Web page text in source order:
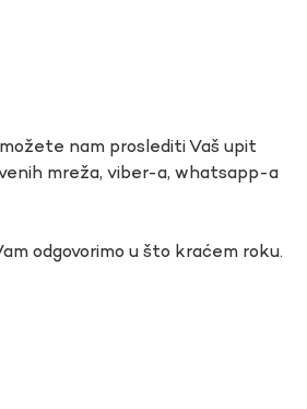
nam proslediti Vaš upit
mreža, viber-a, whatsapp-a
odgovorimo u što kraćem roku.